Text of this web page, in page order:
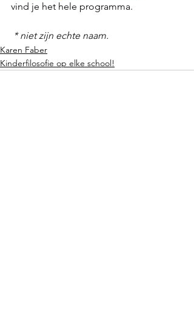
vind je het hele programma.
* niet zijn echte naam.
Karen Faber
Kinderfilosofie op elke school!